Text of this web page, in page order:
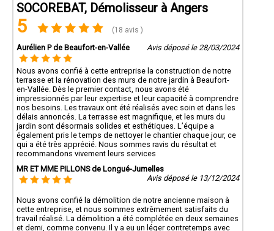
SOCOREBAT, Démolisseur à Angers
5 (18 avis )
Aurélien P de Beaufort-en-Vallée Avis déposé le 28/03/2024
Nous avons confié à cette entreprise la construction de notre
terrasse et la rénovation des murs de notre jardin à Beaufort-
en-Vallée. Dès le premier contact, nous avons été
impressionnés par leur expertise et leur capacité à comprendre
nos besoins. Les travaux ont été réalisés avec soin et dans les
délais annoncés. La terrasse est magnifique, et les murs du
jardin sont désormais solides et esthétiques. L’équipe a
également pris le temps de nettoyer le chantier chaque jour, ce
qui a été très apprécié. Nous sommes ravis du résultat et
recommandons vivement leurs services
MR ET MME PILLONS de Longué-Jumelles
Avis déposé le 13/12/2024
Nous avons confié la démolition de notre ancienne maison à
cette entreprise, et nous sommes extrêmement satisfaits du
travail réalisé. La démolition a été complétée en deux semaines
et demi, comme convenu. Il y a eu un léger contretemps avec